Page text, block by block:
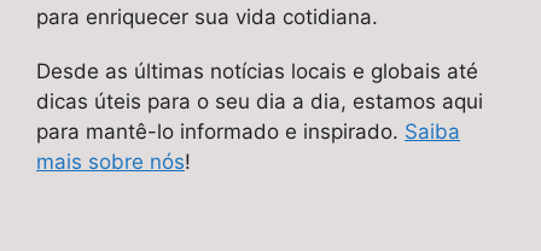
para enriquecer sua vida cotidiana.
Desde as últimas notícias locais e globais até
dicas úteis para o seu dia a dia, estamos aqui
para mantê-lo informado e inspirado. Saiba
mais sobre nós!